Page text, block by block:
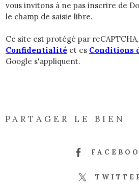
vous invitons à ne pas inscrire de
le champ de saisie libre.
Ce site est protégé par
Confidentialité et es Conditions
Google s'appliquent.
PARTAGER LE BIEN